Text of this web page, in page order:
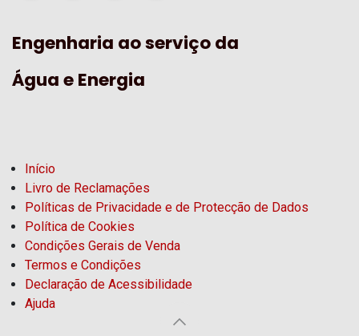
Engenharia ao serviço da
Água e Energia
Início
Livro de Reclamações
Políticas de Privacidade e de Protecção de Dados
Política de Cookies
Condições Gerais de Venda
Termos e Condições
Declaração de Acessibilidade
Ajuda